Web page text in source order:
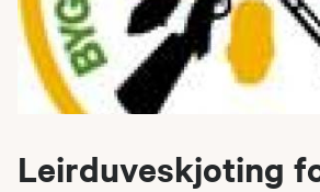
Leirduveskjoting